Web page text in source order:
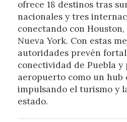
ofrece 18 destinos tras
nacionales y tres
conectando con Houston,
Nueva York. Con estas
autoridades prevén
conectividad de Puebla y
aeropuerto como un hub
impulsando el turismo y
estado.